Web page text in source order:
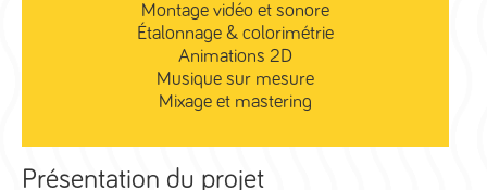
Montage vidéo et sonore
Étalonnage & colorimétrie
Animations 2D
Musique sur mesure
Mixage et mastering
Présentation du projet